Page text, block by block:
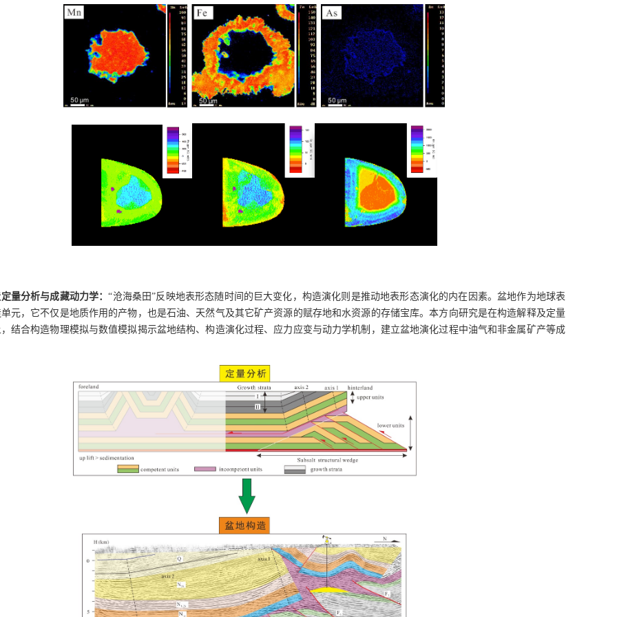
量分析与成藏动力学：“沧海桑田”反映地表形态随时间的巨大变化，构造演化则是推动地表形态演化的内在因素。盆地作为地球表
元，它不仅是地质作用的产物，也是石油、天然气及其它矿产资源的赋存地和水资源的存储宝库。本方向研究是在构造解释及定量
结合构造物理模拟与数值模拟揭示盆地结构、构造演化过程、应力应变与动力学机制，建立盆地演化过程中油气和非金属矿产等成